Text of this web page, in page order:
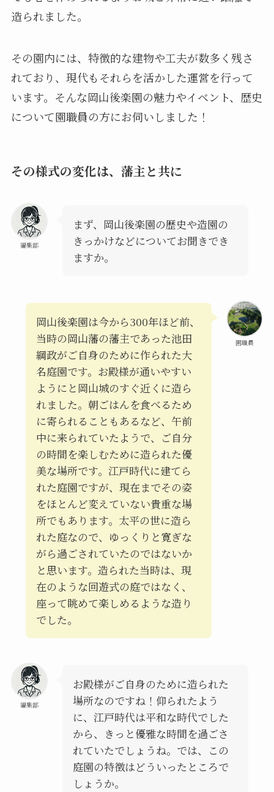
造られました。
その園内には、特徴的な建物や工夫が数多く残さ
れており、現代もそれらを活かした運営を行って
います。そんな岡山後楽園の魅力やイベント、歴史
について園職員の方にお伺いしました！
その様式の変化は、藩主と共に
編集部
まず、岡山後楽園の歴史や造園の
きっかけなどについてお聞きでき
ますか。
園職員
岡山後楽園は今から300年ほど前、
当時の岡山藩の藩主であった池田
綱政がご自身のために作られた大
名庭園です。お殿様が通いやすい
ようにと岡山城のすぐ近くに造ら
れました。朝ごはんを食べるため
に寄られることもあるなど、午前
中に来られていたようで、ご自分
の時間を楽しむために造られた優
美な場所です。江戸時代に建てら
れた庭園ですが、現在までその姿
をほとんど変えていない貴重な場
所でもあります。太平の世に造ら
れた庭なので、ゆっくりと寛ぎな
がら過ごされていたのではないか
と思います。造られた当時は、現
在のような回遊式の庭ではなく、
座って眺めて楽しめるような造り
でした。
編集部
お殿様がご自身のために造られた
場所なのですね！仰られたよう
に、江戸時代は平和な時代でした
から、きっと優雅な時間を過ごさ
れていたでしょうね。では、この
庭園の特徴はどういったところで
しょうか。